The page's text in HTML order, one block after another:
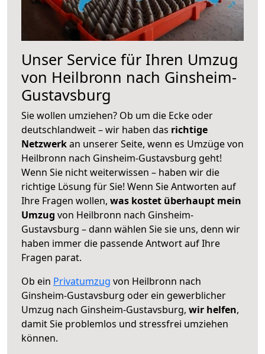
Unser Service für Ihren Umzug
von Heilbronn nach Ginsheim-
Gustavsburg
Sie wollen umziehen? Ob um die Ecke oder
deutschlandweit – wir haben das richtige
Netzwerkan unserer Seite, wenn es Umzüge von
Heilbronn nach Ginsheim-Gustavsburg geht!
Wenn Sie nicht weiterwissen – haben wir die
richtige Lösung für Sie! Wenn Sie Antworten auf
Ihre Fragen wollen, was kostet überhaupt mein
Umzug von Heilbronn nach Ginsheim-
Gustavsburg – dann wählen Sie sie uns, denn wir
haben immer die passende Antwort auf Ihre
Fragen parat.
Ob ein Privatumzug von Heilbronn nach
Ginsheim-Gustavsburg oder ein gewerblicher
Umzug nach Ginsheim-Gustavsburg, wir helfen,
damit Sie problemlos und stressfrei umziehen
können.